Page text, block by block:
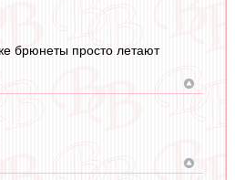
брюнеты просто летают